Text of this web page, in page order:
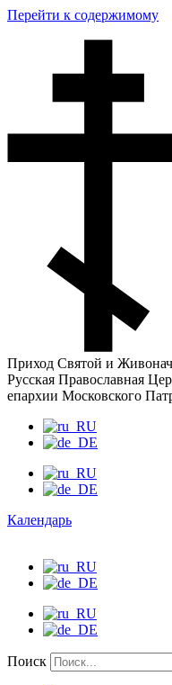
Перейти к содержимому
Приход Святой и
Русская Православная
епархии Московского
Календарь
Поиск